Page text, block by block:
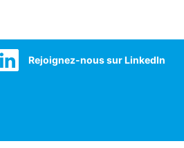
Rejoignez-nous sur LinkedIn